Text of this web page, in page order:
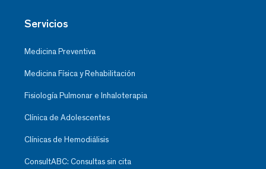
Servicios
Medicina Preventiva
Medicina Física y Rehabilitación
Fisiología Pulmonar e Inhaloterapia
Clínica de Adolescentes
Clínicas de Hemodiálisis
ConsultABC: Consultas sin cita